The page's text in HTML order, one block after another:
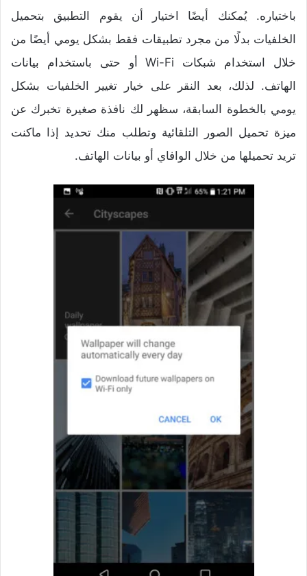
باختياره. يُمكنك أيضًا اختيار أن يقوم التطبيق بتحميل
الخلفيات بدلًا من مجرد تطبيقات فقط بشكل يومي أيضًا من
خلال استخدام شبكات Wi-Fi أو حتى باستخدام بيانات
الهاتف. لذلك، بعد النقر على خيار تغيير الخلفيات بشكل
يومي بالخطوة السابقة، سظهر لك نافذة صغيرة تخبرك عن
ميزة تحميل الصور التلقائية وتطلب منك تحديد إذا ماكنت
تريد تحميلها من خلال الوافاي أو بيانات الهاتف.